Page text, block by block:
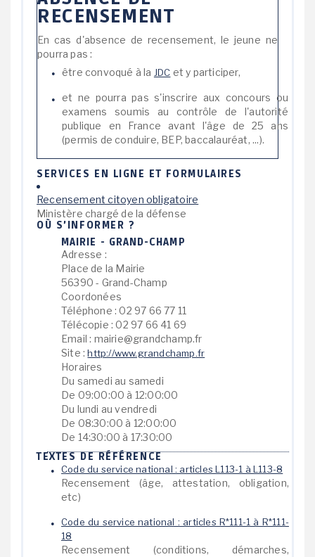
RECENSEMENT
En cas d'absence de recensement, le jeune ne
pourra pas :
être convoqué à la JDC et y participer,
et ne pourra pas s'inscrire aux concours ou
examens soumis au contrôle de l'autorité
publique en France avant l'âge de 25 ans
(permis de conduire, BEP, baccalauréat, ...).
SERVICES EN LIGNE ET FORMULAIRES
Recensement citoyen obligatoire
Ministère chargé de la défense
OÙ S’INFORMER ?
MAIRIE - GRAND-CHAMP
Adresse :
Place de la Mairie
56390 - Grand-Champ
Coordonées
Téléphone : 02 97 66 77 11
Télécopie : 02 97 66 41 69
Email : mairie@grandchamp.fr
Site :http://www.grandchamp.fr
Horaires
Du samedi au samedi
De 09:00:00 à 12:00:00
Du lundi au vendredi
De 08:30:00 à 12:00:00
De 14:30:00 à 17:30:00
TEXTES DE RÉFÉRENCE
Code du service national : articles L113-1 à L113-8
Recensement (âge, attestation, obligation,
etc)
Code du service national : articles R*111-1 à R*111-
18
Recensement (conditions, démarches,